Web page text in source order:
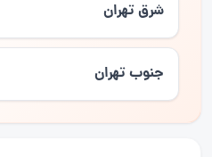
شرق تهران
جنوب تهران